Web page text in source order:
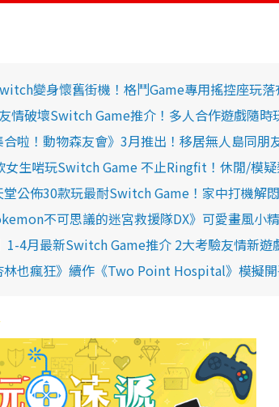
變身懷舊街機！格鬥Game專用搖控座玩
情破壞Switch Game推介！多人合作遊戲隨時
合啦！動物森友會》3月推出！移居無人島同朋
女生啱玩Switch Game 不止Ringfit！休閒/模
堂公佈30款玩最耐Switch Game！家中打機解
不可思議的迷宮救援隊DX》可愛畫風小
1-4月最新Switch Game推介 2大考驗友情新
林也瘋狂》續作《Two Point Hospital》模擬